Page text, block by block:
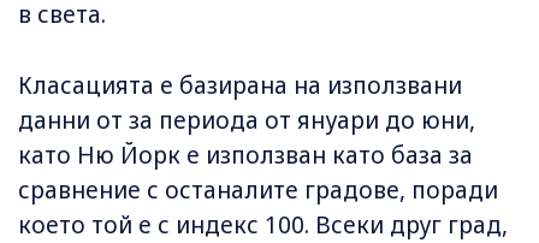
в света.
Класацията е базирана на използвани
данни от за периода от януари до юни,
като Ню Йорк е използван като база за
сравнение с останалите градове, поради
което той е с индекс 100. Всеки друг град,